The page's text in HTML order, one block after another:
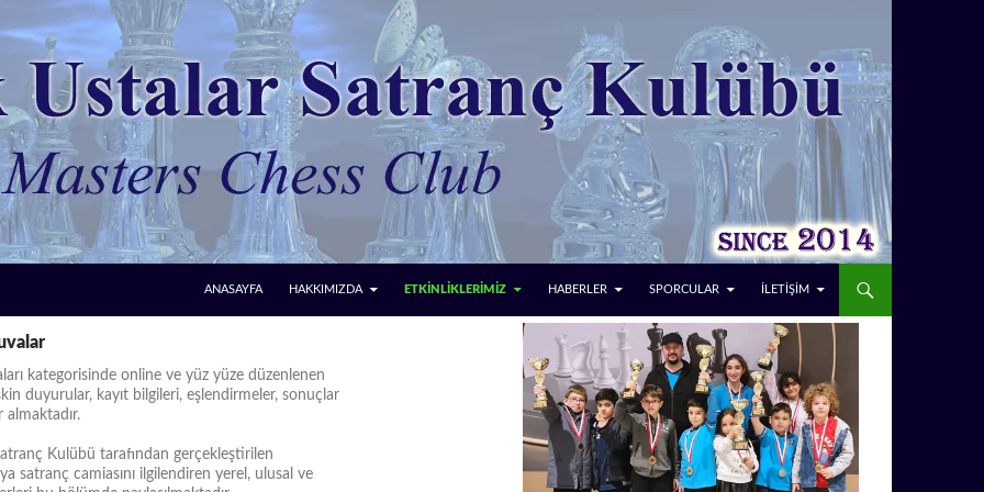
ANASAYFA HAKKIMIZDA ETKİNLİKLERİMİZ HABERLER SPORCULAR İLETİŞİM
kategorisinde online ve yüz yüze düzenlenen
duyurular, kayıt bilgileri, eşlendirmeler, sonuçlar
almaktadır.
Kulübü tarafından gerçekleştirilen
satranç camiasını ilgilendiren yerel, ulusal ve